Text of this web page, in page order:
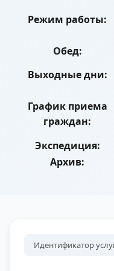
Режим работы:
Обед:
Выходные дни:
График приема
граждан:
Экспедиция:
Архив:
Идентификатор